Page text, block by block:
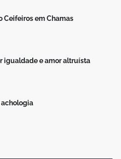
Ceifeiros em Chamas
igualdade e amor altruísta